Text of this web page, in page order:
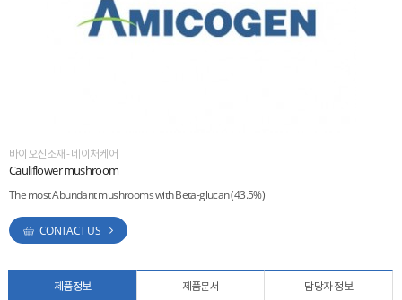
바이오신소재 - 네이처케어
Cauliflower mushroom
The most Abundant mushrooms with Beta-glucan (43.5%)
CONTACT US
제품정보 제품문서 담당자 정보